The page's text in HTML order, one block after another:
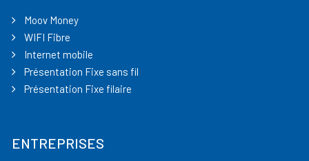
Moov Money
WIFI Fibre
Internet mobile
Présentation Fixe sans fil
Présentation Fixe filaire
ENTREPRISES